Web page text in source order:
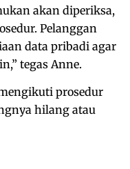
akan diperiksa,
Pelanggan
data pribadi agar
tegas Anne.
prosedur
hilang atau